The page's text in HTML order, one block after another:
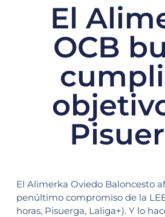
El
OCB
El Alimerka Oviedo Baloncesto
penúltimo compromiso de la
horas, Pisuerga, Laliga+). Y lo